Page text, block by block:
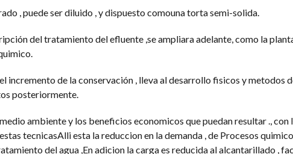
, puede ser diluido , y dispuesto comouna torta semi-solida.
del tratamiento del efluente ,se ampliara adelante, como la
incremento de la conservación , lleva al desarrollo fisicos y metodos
posteriormente.
ambiente y los beneficios economicos que puedan resultar .,
tecnicasAlli esta la reduccion en la demanda , de Procesos
del agua ,En adicion la carga es reducida al alcantarillado ,